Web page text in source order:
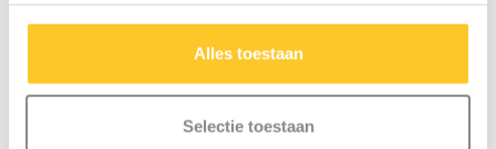
Alles toestaan
Selectie toestaan
Gemaakt van veilige, lood- en BPA-vrije materialen:
Dop – BPA-vrij polypropyleen
Bumper - voedselveilige siliconen